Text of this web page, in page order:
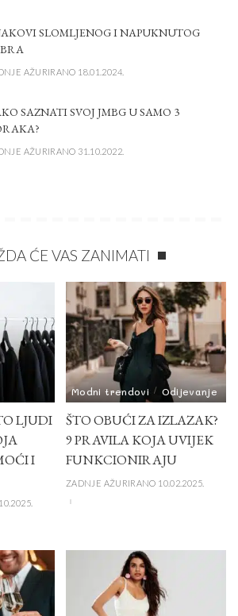
SLOMLJENOG I NAPUKNUTOG
AŽURIRANO 18.01.2024.
SAZNATI SVOJ JMBG U SAMO 3
AŽURIRANO 31.10.2022.
ĆE VAS ZANIMATI
LJUDI
I
Modni trendovi Odijevanje
ŠTO OBUĆI ZA IZLAZAK?
9 PRAVILA KOJA UVIJEK
FUNKCIONIRAJU
ZADNJE AŽURIRANO 10.02.2025.